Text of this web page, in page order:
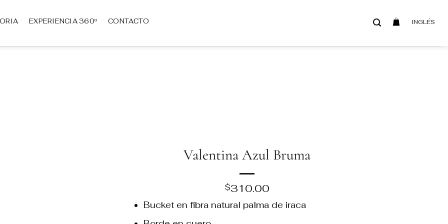
EXPERIENCIA 360º CONTACTO INGLÉS
Valentina Azul Bruma
$310.00
Bucket en fibra natural palma de iraca